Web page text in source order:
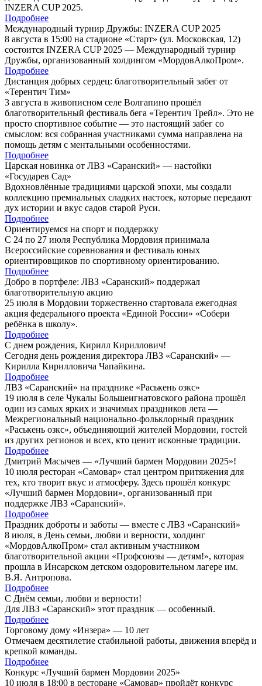
INZERA CUP 2025.
Подробнее
Международный турнир Дружбы: INZERA CUP 2025
8 августа в 15:00 на стадионе «Старт» (ул. Московская, 12)
состоится INZERA CUP 2025 — Международный турнир
Дружбы, организованный холдингом «МордовАлкоПром».
Подробнее
Дистанция добрых сердец: благотворительный забег от
«Терентич Тим»
3 августа в живописном селе Волгапино прошёл
благотворительный фестиваль бега «Терентич Трейл». Это не
просто спортивное событие — это настоящий забег со
смыслом: вся собранная участниками сумма направлена на
помощь детям с ментальными особенностями.
Подробнее
Царская новинка от ЛВЗ «Саранский» — настойки
«Государев Сад»
Вдохновлённые традициями царской эпохи, мы создали
коллекцию премиальных сладких настоек, которые передают
дух истории и вкус садов старой Руси.
Подробнее
Ориентируемся на спорт и поддержку
С 24 по 27 июля Республика Мордовия принимала
Всероссийские соревнования и фестиваль юных
ориентировщиков по спортивному ориентированию.
Подробнее
Добро в портфеле: ЛВЗ «Саранский» поддержал
благотворительную акцию
25 июля в Мордовии торжественно стартовала ежегодная
акция федерального проекта «Единой России» «Собери
ребёнка в школу».
Подробнее
С днем рождения, Кирилл Кириллович!
Сегодня день рождения директора ЛВЗ «Саранский» —
Кирилла Кирилловича Чапайкина.
Подробнее
ЛВЗ «Саранский» на празднике «Раськень озкс»
19 июля в селе Чукалы Большеигнатовского района прошёл
один из самых ярких и значимых праздников лета —
Межрегиональный национально-фольклорный праздник
«Раськень озкс», объединяющий жителей Мордовии, гостей
из других регионов и всех, кто ценит исконные традиции.
Подробнее
Дмитрий Масычев — «Лучший бармен Мордовии 2025»!
10 июля ресторан «Самовар» стал центром притяжения для
тех, кто творит вкус и атмосферу. Здесь прошёл конкурс
«Лучший бармен Мордовии», организованный при
поддержке ЛВЗ «Саранский».
Подробнее
Праздник доброты и заботы — вместе с ЛВЗ «Саранский»
8 июля, в День семьи, любви и верности, холдинг
«МордовАлкоПром» стал активным участником
благотворительной акции «Профсоюзы — детям!», которая
прошла в Инсарском детском оздоровительном лагере им.
В.Я. Антропова.
Подробнее
С Днём семьи, любви и верности!
Для ЛВЗ «Саранский» этот праздник — особенный.
Подробнее
Торговому дому «Инзера» — 10 лет
Отмечаем десятилетие стабильной работы, движения вперёд и
крепкой команды.
Подробнее
Конкурс «Лучший бармен Мордовии 2025»
10 июля в 18:00 в ресторане «Самовар» пройдёт конкурс